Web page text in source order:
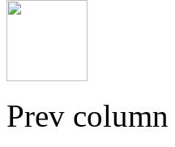
Prev column